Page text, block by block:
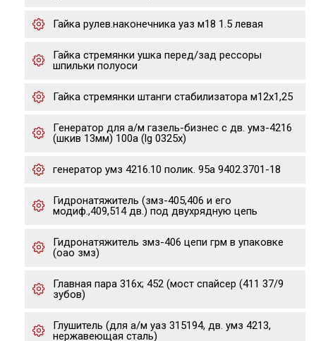
Гайка рулев.наконечника уаз м18 1.5 левая
Гайка стремянки ушка перед/зад рессоры
шпильки полуоси
Гайка стремянки штанги стабилизатора м12х1,25
Генератор для а/м газель-бизнес с дв. умз-4216
(шкив 13мм) 100a (lg 0325x)
генератор умз 4216.10 полик. 95а 9402.3701-18
Гидронатяжитель (змз-405,406 и его
модиф.,409,514 дв.) под двухрядную цепь
Гидронатяжитель змз-406 цепи грм в упаковке
(оао змз)
Главная пара 316х; 452 (мост спайсер (411 37/9
зубов)
Глушитель (для а/м уаз 315194, дв. умз 4213,
нержавеющая сталь)